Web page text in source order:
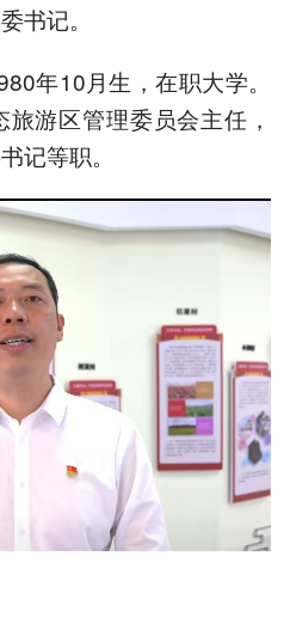
书记。
年10月生，在职大学。
游区管理委员会主任，
记等职。